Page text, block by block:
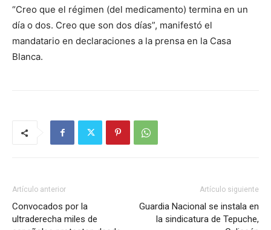
“Creo que el régimen (del medicamento) termina en un
día o dos. Creo que son dos días”, manifestó el
mandatario en declaraciones a la prensa en la Casa
Blanca.
Artículo anterior
Convocados por la
ultraderecha miles de
Artículo siguiente
Guardia Nacional se instala en
la sindicatura de Tepuche,